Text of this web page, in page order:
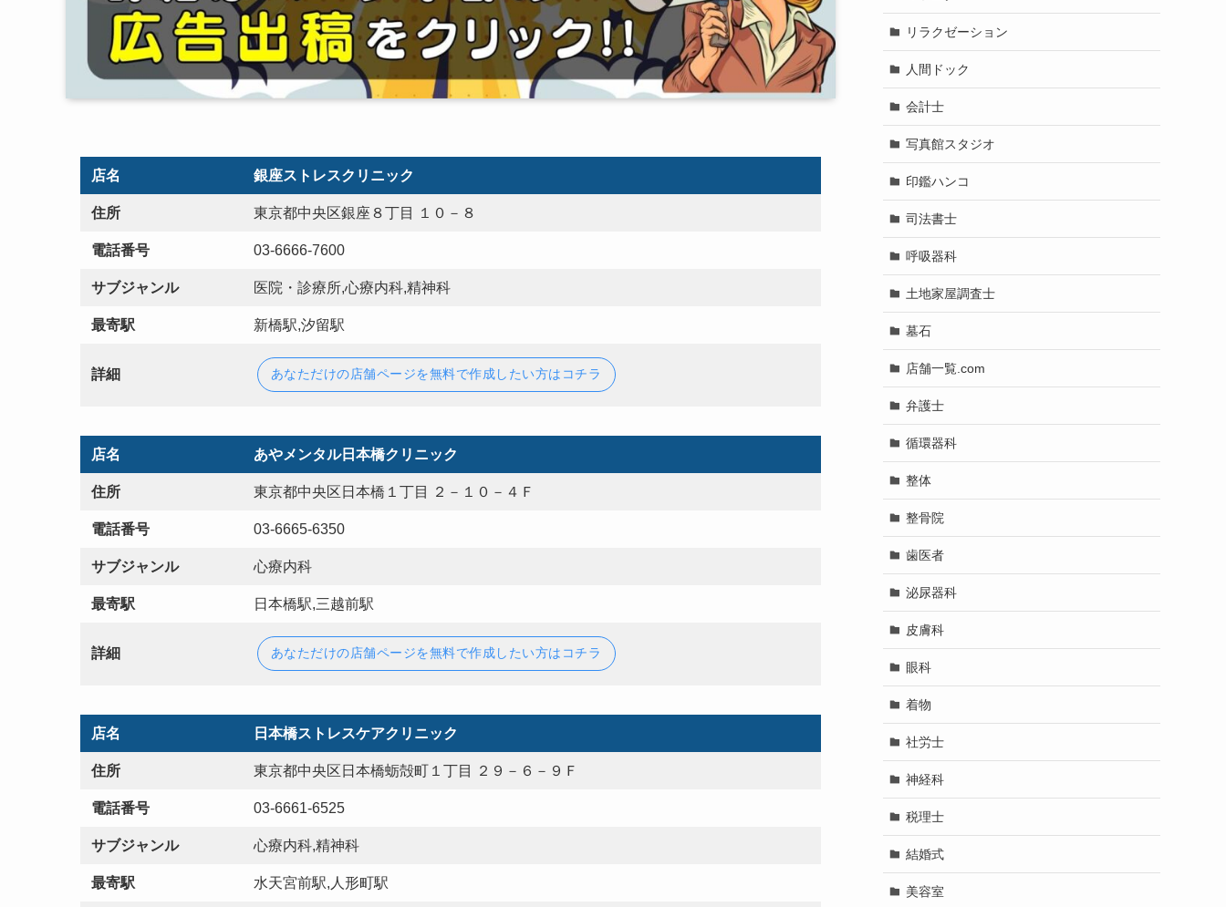
店名 銀座ストレスクリニック
住所 東京都中央区銀座８丁目 １０－８
電話番号 03-6666-7600
サブジャンル 医院・診療所,心療内科,精神科
最寄駅 新橋駅,汐留駅
詳細 あなただけの店舗ページを無料で作成したい方はコチラ
店名 あやメンタル日本橋クリニック
住所 東京都中央区日本橋１丁目 ２－１０－４Ｆ
電話番号 03-6665-6350
サブジャンル 心療内科
最寄駅 日本橋駅,三越前駅
詳細 あなただけの店舗ページを無料で作成したい方はコチラ
店名 日本橋ストレスケアクリニック
住所 東京都中央区日本橋蛎殻町１丁目 ２９－６－９Ｆ
電話番号 03-6661-6525
サブジャンル 心療内科,精神科
最寄駅 水天宮前駅,人形町駅
リラクゼーション
人間ドック
会計士
写真館スタジオ
印鑑ハンコ
司法書士
呼吸器科
土地家屋調査士
墓石
店舗一覧.com
弁護士
循環器科
整体
整骨院
歯医者
泌尿器科
皮膚科
眼科
着物
社労士
神経科
税理士
結婚式
美容室